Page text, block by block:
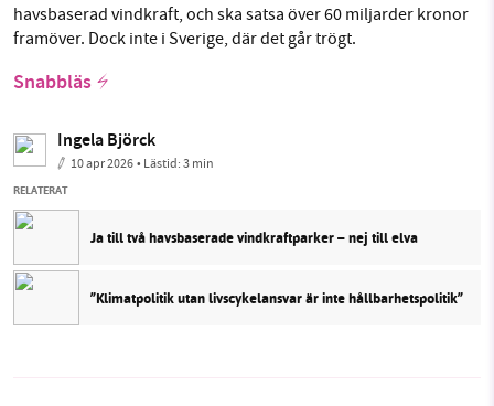
havsbaserad vindkraft, och ska satsa över 60 miljarder kronor
framöver. Dock inte i Sverige, där det går trögt.
Snabbläs
Ingela Björck
10 apr 2026• Lästid:3 min
RELATERAT
Ja till två havsbaserade vindkraftparker – nej till elva
”Klimatpolitik utan livscykelansvar är inte hållbarhetspolitik”